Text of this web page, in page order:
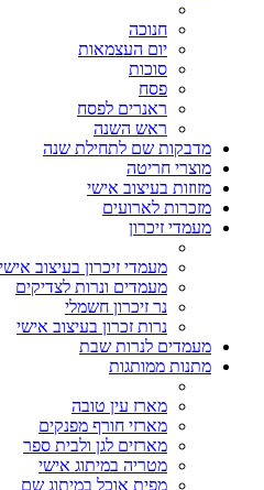
חנוכה
יום העצמאות
סוכות
פסח
ראנרים לפסח
ראש השנה
מדבקות שם לתחילת שנה
מוצרי חריטה
מזוזות בעיצוב אישי
מזכרות לארועים
מעמדי זיכרון
מעמדי זיכרון בעיצוב אישי
מעמדים ונרות לצדיקים
נר זיכרון חשמלי
נרות זכרון בעיצוב אישי
מעמדים לנרות שבת
מתנות ממותגות
מארז עין טובה
מארזי חורף מפנקים
מארזים לגן ולבית ספר
מטריה במיתוג אישי
מפית אוכל במיתוג שם